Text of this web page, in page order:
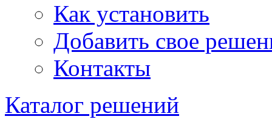
Как установить
Добавить свое
Контакты
Каталог решений